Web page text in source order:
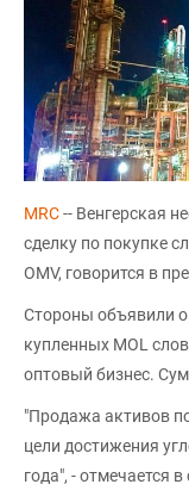
MRC-- Венгерская
сделку по покупке
OMV, говорится в
Стороны объявили о
купленных MOL
оптовый бизнес.
"Продажа активов
цели достижения
года", - отмечается